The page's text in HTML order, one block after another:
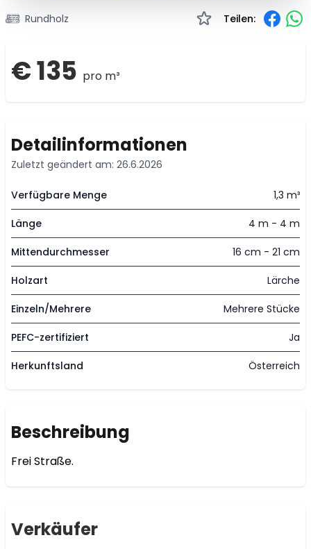
Rundholz Teilen:
€ 135 pro m³
Detailinformationen
Zuletzt geändert am: 26.6.2026
Verfügbare Menge 1,3 m³
Länge 4 m - 4 m
Mittendurchmesser 16 cm - 21 cm
Holzart Lärche
Einzeln/Mehrere Mehrere Stücke
PEFC-zertifiziert Ja
Herkunftsland Österreich
Beschreibung
Frei Straße.
Verkäufer